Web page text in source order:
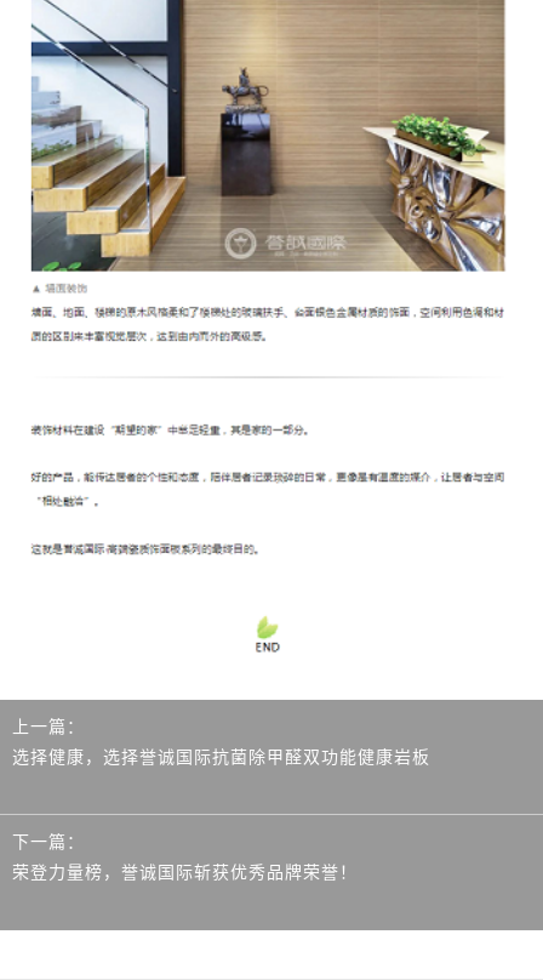
上一篇：
选择健康，选择誉诚国际抗菌除甲醛双功能健康岩板
下一篇：
荣登力量榜，誉诚国际斩获优秀品牌荣誉！